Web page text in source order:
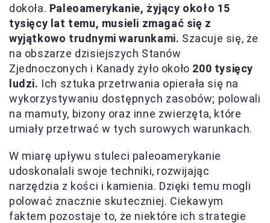
dokoła. Paleoamerykanie, żyjący około 15
tysięcy lat temu, musieli zmagać się z
wyjątkowo trudnymi warunkami. Szacuje się, że
na obszarze dzisiejszych Stanów
Zjednoczonych i Kanady żyło około 200 tysięcy
ludzi. Ich sztuka przetrwania opierała się na
wykorzystywaniu dostępnych zasobów; polowali
na mamuty, bizony oraz inne zwierzęta, które
umiały przetrwać w tych surowych warunkach.
W miarę upływu stuleci paleoamerykanie
udoskonalali swoje techniki, rozwijając
narzędzia z kości i kamienia. Dzięki temu mogli
polować znacznie skuteczniej. Ciekawym
faktem pozostaje to, że niektóre ich strategie